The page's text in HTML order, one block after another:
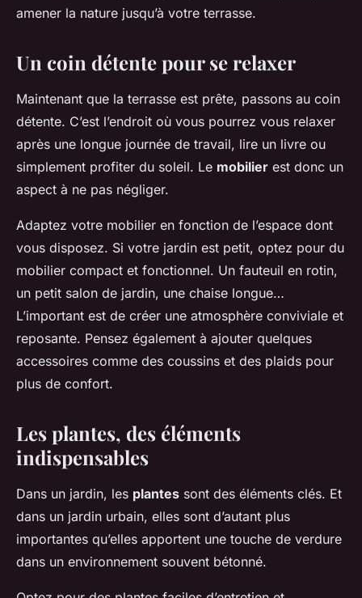
amener la nature jusqu’à votre terrasse.
Un coin détente pour se relaxer
Maintenant que la terrasse est prête, passons au coin
détente. C’est l’endroit où vous pourrez vous relaxer
après une longue journée de travail, lire un livre ou
simplement profiter du soleil. Le mobilier est donc un
aspect à ne pas négliger.
Adaptez votre mobilier en fonction de l’espace dont
vous disposez. Si votre jardin est petit, optez pour du
mobilier compact et fonctionnel. Un fauteuil en rotin,
un petit salon de jardin, une chaise longue…
L’important est de créer une atmosphère conviviale et
reposante. Pensez également à ajouter quelques
accessoires comme des coussins et des plaids pour
plus de confort.
Les plantes, des éléments
indispensables
Dans un jardin, les plantes sont des éléments clés. Et
dans un jardin urbain, elles sont d’autant plus
importantes qu’elles apportent une touche de verdure
dans un environnement souvent bétonné.